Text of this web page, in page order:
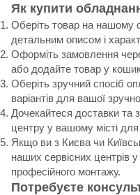
Як купити
Оберіть товар на нашому
детальним описом і
Оформіть замовлення
або додайте товар у
Оберіть зручний спосіб
варіантів для вашої
Дочекайтеся доставки та
центру у вашому місті
Якщо ви з Києва чи
наших сервісних центрів
професійного монтажу.
Потребуєте